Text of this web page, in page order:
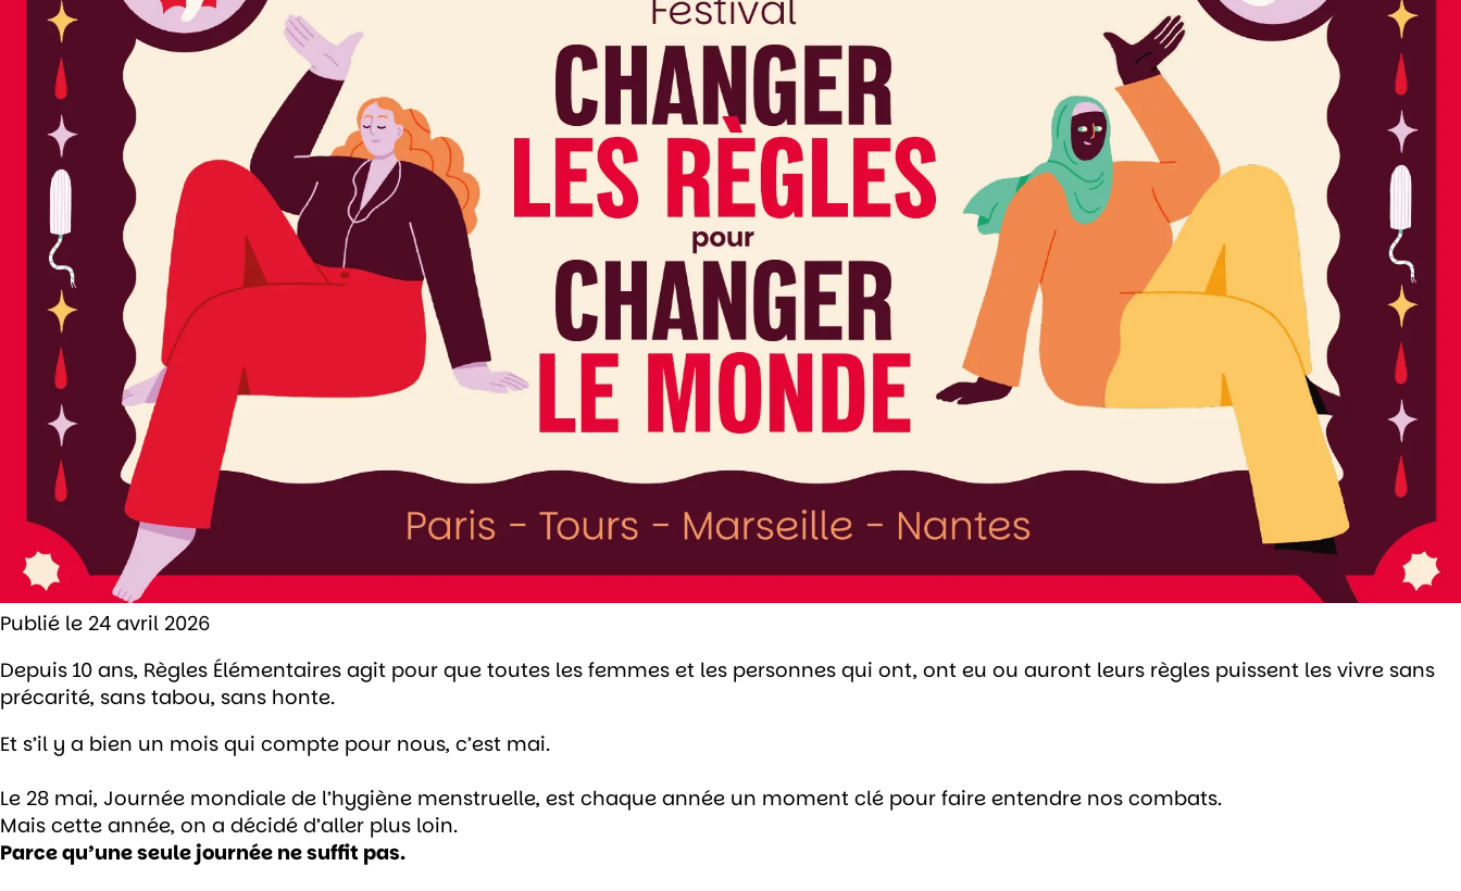
Publié le 24 avril 2026
Depuis 10 ans, Règles Élémentaires agit pour que toutes les femmes et les personnes qui ont, ont eu ou auront leurs règles puissent les vivre sans
précarité, sans tabou, sans honte.
Et s’il y a bien un mois qui compte pour nous, c’est mai.
Le 28 mai, Journée mondiale de l’hygiène menstruelle, est chaque année un moment clé pour faire entendre nos combats.
Mais cette année, on a décidé d’aller plus loin.
Parce qu’une seule journée ne suffit pas.